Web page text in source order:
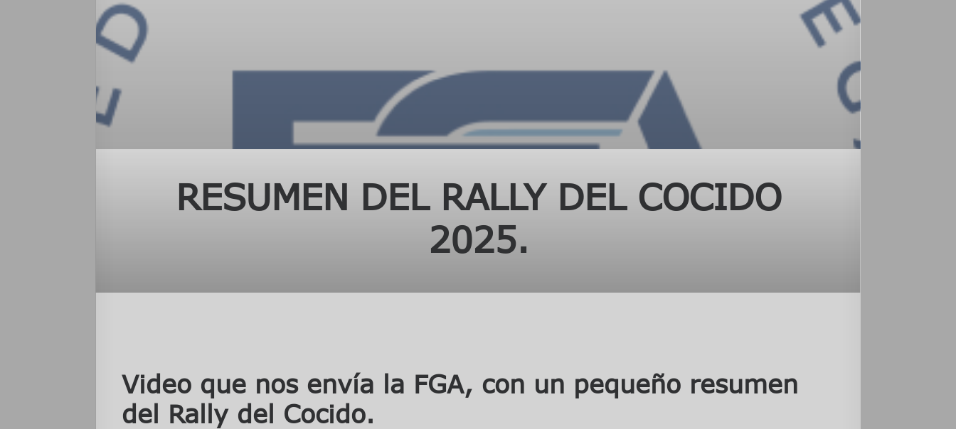
RESUMEN DEL RALLY DEL COCIDO
2025.
Video que nos envía la FGA, con un pequeño resumen
del Rally del Cocido.